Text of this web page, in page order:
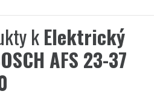
kElektrický
AFS 23-37